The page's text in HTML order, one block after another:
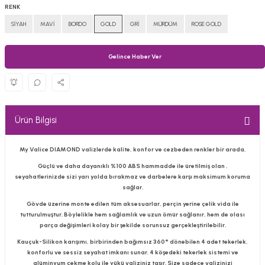
RENK
SİYAH MAVİ BORDO GOLD GRİ MÜRDÜM ROSE GOLD
Gelince Haber Ver
Ürün Bilgisi
My Valice DIAMOND valizlerde kalite, konfor ve cezbeden renkler bir arada,
Güçlü ve daha dayanıklı %100 ABS hammadde ile üretilmiş olan ,
seyahatlerinizde sizi yarı yolda bırakmaz ve darbelere karşı maksimum koruma
sağlar.
Gövde üzerine monte edilen tüm aksesuarlar, perçin yerine çelik vida ile
tutturulmuştur. Böylelikle hem sağlamlık ve uzun ömür sağlanır, hem de olası
parça değişimleri kolay bir şekilde sorunsuz gerçekleştirilebilir.
Kauçuk-Silikon karışımı, birbirinden bağımsız 360° dönebilen 4 adet tekerlek,
konforlu ve sessiz seyahat imkanı sunar. 4 köşedeki tekerlek sistemi ve
alüminyum çekme kolu ile yükü valiziniz taşır. Size sadece valizinizi